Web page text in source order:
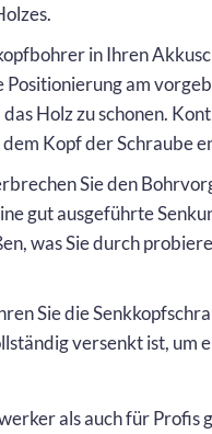
in Ihren
am
Holz zu schonen.
Kopf der Schraube
Sie den
gut ausgeführte
was Sie durch
Sie die
versenkt ist, um
als auch für Profis